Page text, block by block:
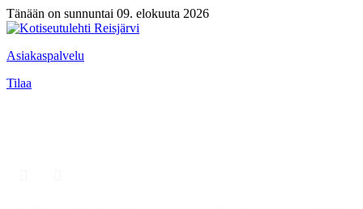
Tänään on sunnuntai 09. elokuuta 2026
Asiakaspalvelu
Tilaa